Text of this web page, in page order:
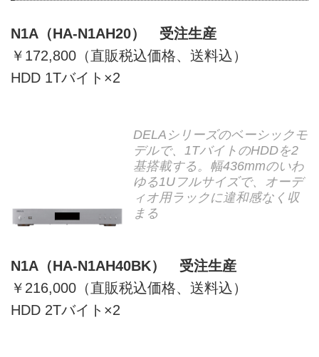
N1A（HA-N1AH20） 受注生産
￥172,800（直販税込価格、送料込）
HDD 1Tバイト×2
DELAシリーズのベーシックモ
デルで、1TバイトのHDDを2
基搭載する。幅436mmのいわ
ゆる1Uフルサイズで、オーデ
ィオ用ラックに違和感なく収
まる
N1A（HA-N1AH40BK） 受注生産
￥216,000（直販税込価格、送料込）
HDD 2Tバイト×2